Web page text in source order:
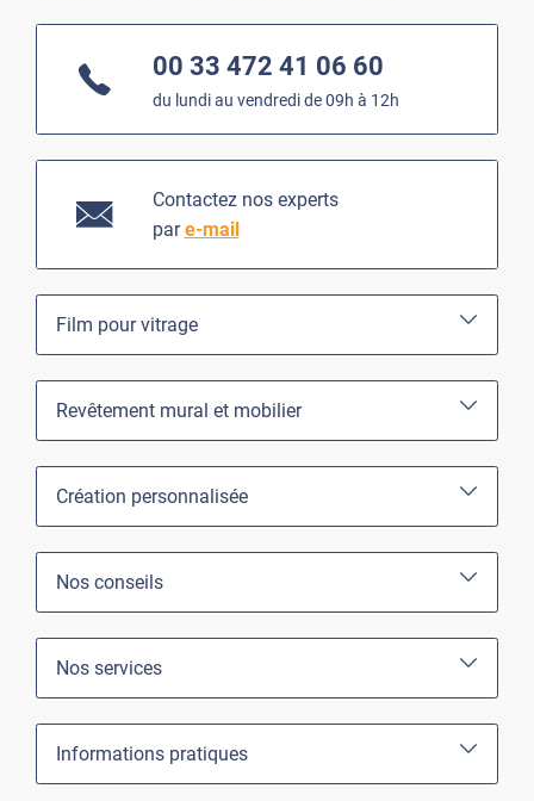
00 33 472 41 06 60
du lundi au vendredi de 09h à 12h
Contactez nos experts
pare-mail
Film pour vitrage
Revêtement mural et mobilier
Création personnalisée
Nos conseils
Nos services
Informations pratiques